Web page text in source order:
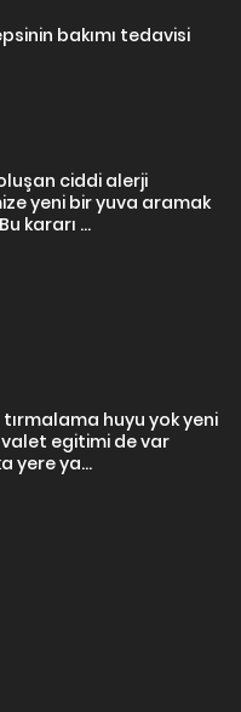
bakımı tedavisi
ciddi alerji
yeni bir yuva aramak
kararı ...
huyu yok yeni
egitimi de var
yere ya...